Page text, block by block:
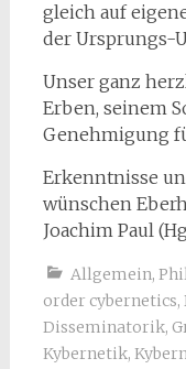
gleich auf
der Ursprungs-
Unser ganz
Erben, seinem
Genehmigung
Erkenntnisse
wünschen
Joachim Paul
Allgemein,
order cybernetics,
Disseminatorik,
Kybernetik,